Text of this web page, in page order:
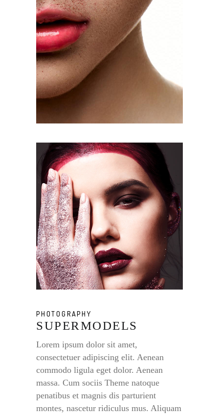
PHOTOGRAPHY
SUPERMODELS
Lorem ipsum dolor sit amet,
consectetuer adipiscing elit. Aenean
commodo ligula eget dolor. Aenean
massa. Cum sociis Theme natoque
penatibus et magnis dis parturient
montes, nascetur ridiculus mus. Aliquam